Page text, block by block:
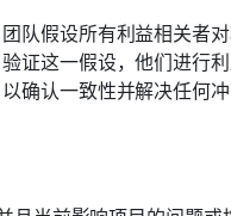
队假设所有利益相关者
证这一假设，他们进行
确认一致性并解决任何冲